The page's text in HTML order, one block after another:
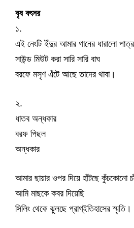
বৃষ বৎসর
১.
এই নেংটি ইঁদুর আমার গানের ধারালো পাত্র
সাউন্ড মিউট করা সারি সারি বাঘ
বরফে মসৃণ এঁটে আছে তাদের থাবা।
২.
ধাতব অন্ধকার
বরফ পিছল
অন্ধকার
আমার ছায়ার ওপর দিয়ে হাঁটছে কুঁচকোনো
আমি মাছকে কবর দিয়েছি
সিলিং থেকে ঝুলছে প্রাগ্‌ইতিহাসের স্মৃতি।